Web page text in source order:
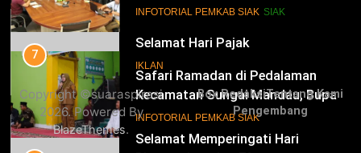
16
Selamat Hari Pajak
IKLAN
17
Selamat Memperingati Hari
Tanggap Insiden Siber Mendukung
INFOTORIAL PEMKAB SIAK SIAK
7
Safari Ramadan di Pedalaman
Kecamatan Sungai Mandau, Bupati
Siak Jemput Aspirasi Warga
INFOTORIAL PEMKAB SIAK
Copyright ©suaraspirasi
2026. Powered By
BlazeThemes.
Box RedaksiTentang Kami
Pengembang